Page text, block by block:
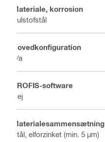
Materiale, korrosion
Kulstofstål
Hovedkonfiguration
n/a
PROFIS-software
Nej
Materialesammensætning
Stål, elforzinket (min. 5 µm)